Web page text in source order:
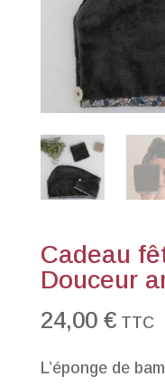
Cadeau
Douceur
24,00 € TTC
L’éponge de